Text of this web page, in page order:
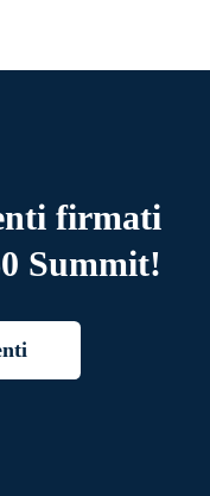
firmati
Summit!